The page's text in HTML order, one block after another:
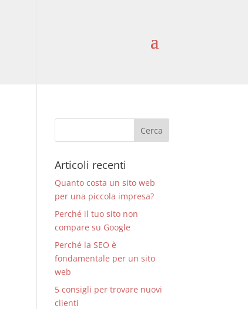
Articoli recenti
Quanto costa un sito web
per una piccola impresa?
Perché il tuo sito non
compare su Google
Perché la SEO è
fondamentale per un sito
web
5 consigli per trovare nuovi
clienti